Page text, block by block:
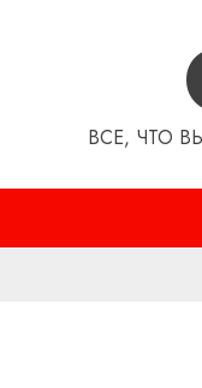
ВСЕ, ЧТО